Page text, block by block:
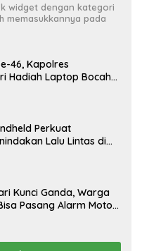
widget dengan kategori
memasukkannya pada
46, Kapolres
Hadiah Laptop Bocah
Perkuat
Lalu Lintas di
Kunci Ganda, Warga
Pasang Alarm Motor